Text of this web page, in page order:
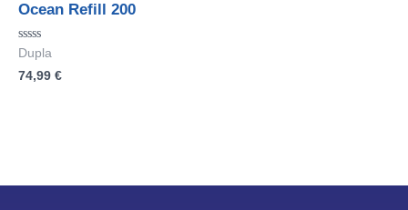
Ocean Refill 200
Bewertet
0
Dupla
74,99 €